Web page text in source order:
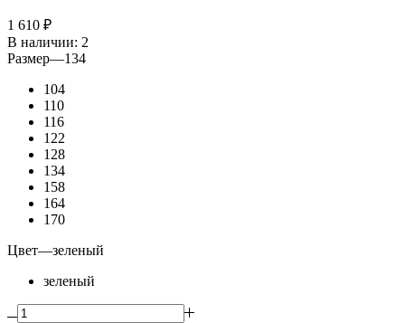
1 610 ₽
В наличии: 2
Размер—134
104
110
116
122
128
134
158
164
170
Цвет—зеленый
зеленый